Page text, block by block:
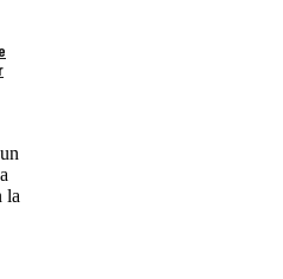
la